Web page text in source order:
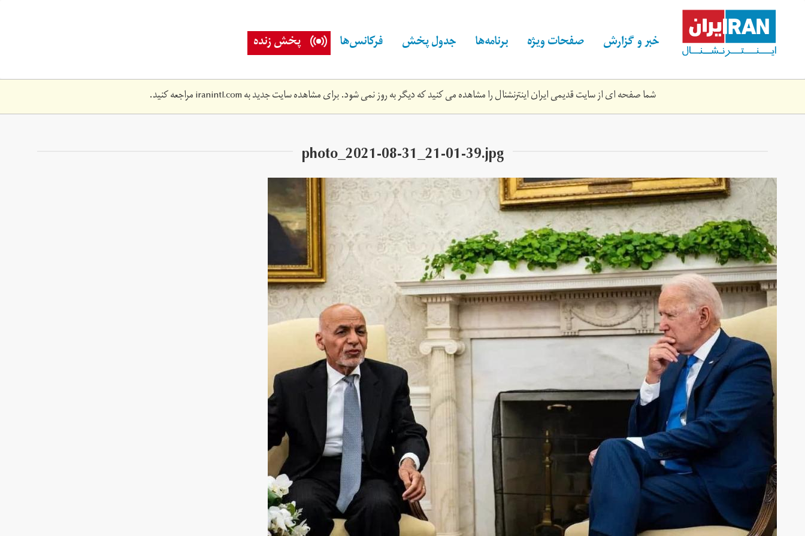
content خبر و گزارش صفحات ویژه برنامه‌ها جدول پخش فرکانس‌ها پخش زنده
شما صفحه ای از سایت قدیمی ایران اینترنشنال را مشاهده می کنید که دیگر به روز نمی شود. برای مشاهده سایت جدید بهiranintl.comمراجعه کنید.
photo_2021-08-31_21-01-39.jpg